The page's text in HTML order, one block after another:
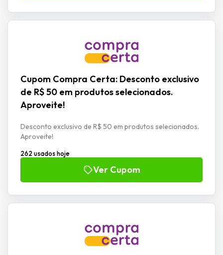
Cupom Compra Certa: Desconto exclusivo
de R$ 50 em produtos selecionados.
Aproveite!
Desconto exclusivo de R$ 50 em produtos selecionados.
Aproveite!
262 usados hoje
Ver Cupom